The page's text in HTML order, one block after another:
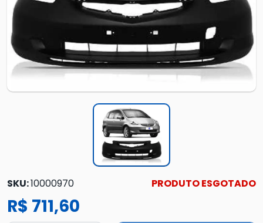
SKU:10000970 PRODUTO ESGOTADO
R$ 711,60